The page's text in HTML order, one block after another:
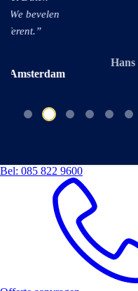
Hans van Heteren -
Bel: 085 822 9600